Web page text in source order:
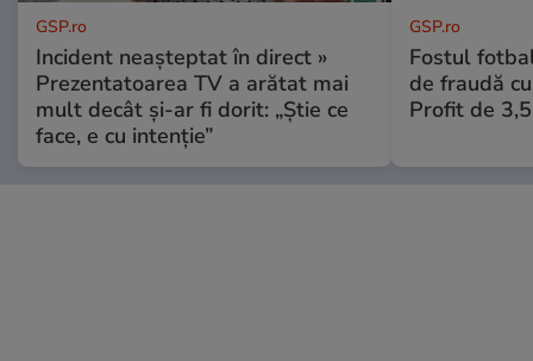
GSP.ro
Incident neașteptat în direct »
Prezentatoarea TV a arătat mai
mult decât și-ar fi dorit: „Știe ce
face, e cu intenție”
GSP.ro
Fostul
de fraudă
Profit de